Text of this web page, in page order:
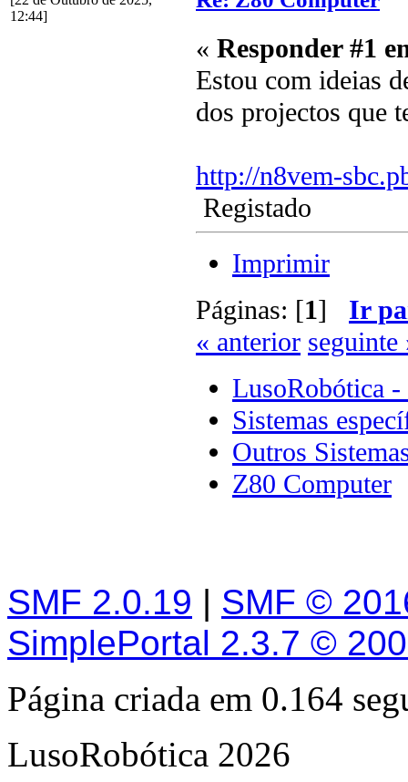
12:44]
« Responder #1
Estou com ideias
dos projectos que
http://n8vem-
Registado
Imprimir
Páginas: [1] Ir
« anterior seguinte
LusoRobótica -
Sistemas
Outros
Z80 Computer
SMF 2.0.19 | SMF ©
SimplePortal 2.3.7 ©
Página criada em 0.164
LusoRobótica 2026